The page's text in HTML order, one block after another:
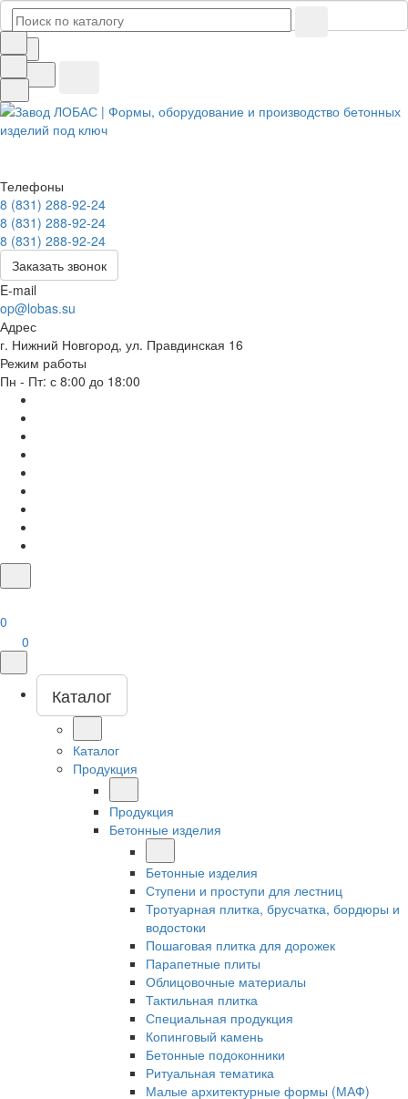
Телефоны
8 (831) 288-92-24
8 (831) 288-92-24
8 (831) 288-92-24
Заказать звонок
E-mail
op@lobas.su
Адрес
г. Нижний Новгород, ул. Правдинская 16
Режим работы
Пн - Пт: с 8:00 до 18:00
0
0
Каталог
Каталог
Продукция
Продукция
Бетонные изделия
Бетонные изделия
Ступени и проступи для лестниц
Тротуарная плитка, брусчатка, бордюры и
водостоки
Пошаговая плитка для дорожек
Парапетные плиты
Облицовочные материалы
Тактильная плитка
Специальная продукция
Копинговый камень
Бетонные подоконники
Ритуальная тематика
Малые архитектурные формы (МАФ)